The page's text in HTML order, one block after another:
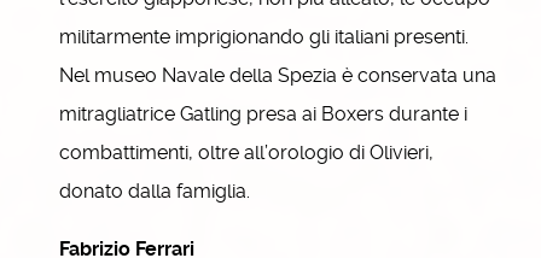
militarmente imprigionando gli italiani presenti.
Nel museo Navale della Spezia è conservata una
mitragliatrice Gatling presa ai Boxers durante i
combattimenti, oltre all’orologio di Olivieri,
donato dalla famiglia.
Fabrizio Ferrari